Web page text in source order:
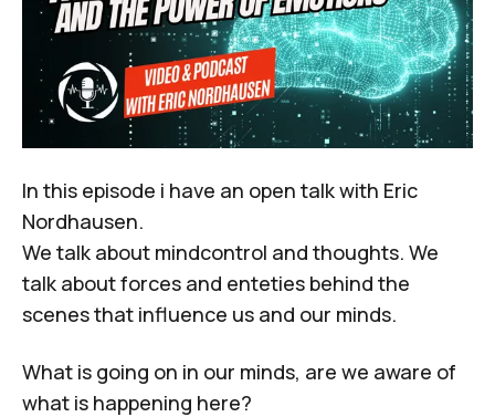
In this episode i have an open talk with Eric
Nordhausen.
We talk about mindcontrol and thoughts. We
talk about forces and enteties behind the
scenes that influence us and our minds.
What is going on in our minds, are we aware of
what is happening here?